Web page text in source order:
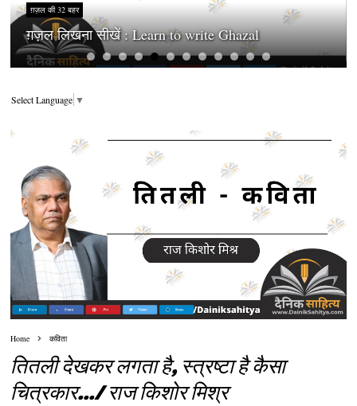
ग़ज़ल की 32 बहर
ग़ज़ल लिखना सीखें : Learn to write Ghazal
Select Language ▼
Home कविता
तितली देखकर लगता है, स्त्रष्टा है कैसा
चित्रकार.../ राज किशोर मिश्र